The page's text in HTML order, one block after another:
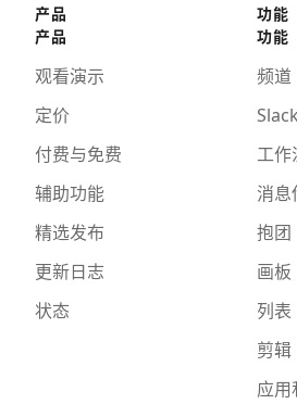
产品
产品
观看演示
定价
付费与免费
辅助功能
精选发布
更新日志
状态
功能
功能
频道
工
消息
抱团
画板
列表
剪辑
应